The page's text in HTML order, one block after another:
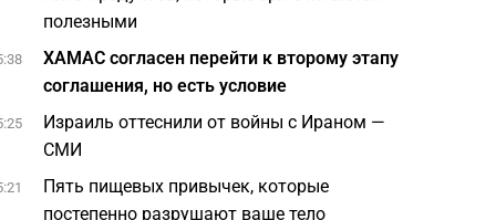
полезными
ХАМАС согласен перейти к второму этапу
соглашения, но есть условие
Израиль оттеснили от войны с Ираном —
СМИ
Пять пищевых привычек, которые
постепенно разрушают ваше тело